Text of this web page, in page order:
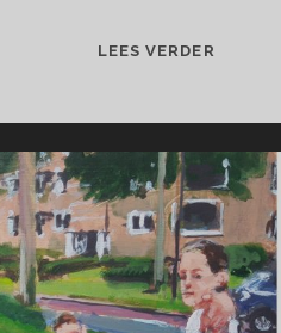
LEES VERDER
(APRIL)